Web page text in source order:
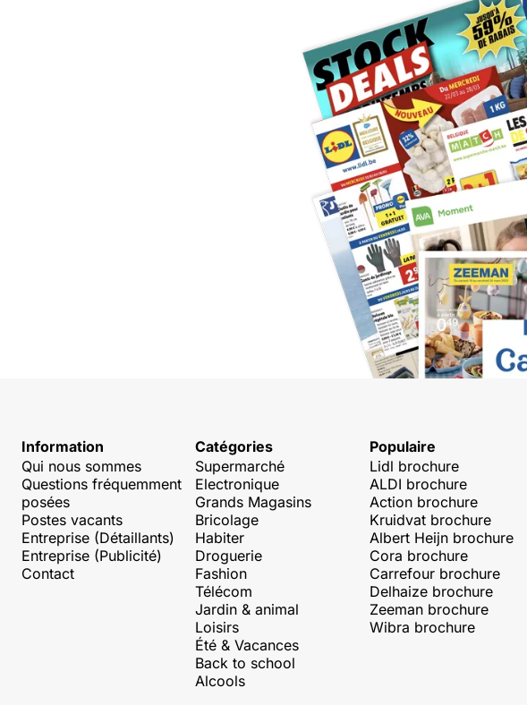
Information
Qui nous sommes
Questions fréquemment
posées
Postes vacants
Entreprise (Détaillants)
Entreprise (Publicité)
Contact
Catégories
Supermarché
Electronique
Grands Magasins
Bricolage
Habiter
Droguerie
Fashion
Télécom
Jardin & animal
Loisirs
Été & Vacances
Back to school
Alcools
Populaire
Lidl brochure
ALDI brochure
Action brochure
Kruidvat brochure
Albert Heijn brochure
Cora brochure
Carrefour brochure
Delhaize brochure
Zeeman brochure
Wibra brochure